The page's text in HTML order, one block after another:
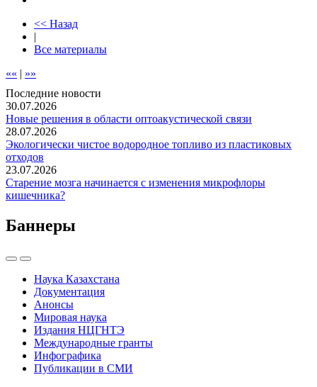
<< Назад
|
Все материалы
«« | »»
Последние новости
30.07.2026
Новые решения в области оптоакустической связи
28.07.2026
Экологически чистое водородное топливо из пластиковых
отходов
23.07.2026
Старение мозга начинается с изменения микрофлоры
кишечника?
Баннеры
Наука Казахстана
Документация
Анонсы
Мировая наука
Издания НЦГНТЭ
Международные гранты
Инфографика
Публикации в СМИ